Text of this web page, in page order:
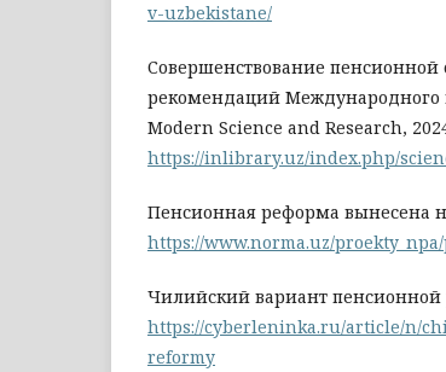
v-uzbekistane/
Совершенствование пенсионной
рекомендаций Международного
Modern Science and Research,
https://inlibrary.uz/index.php/
Пенсионная реформа вынесена
https://www.norma.uz/
Чилийский вариант
https://cyberleninka.ru/article/n/
reformy